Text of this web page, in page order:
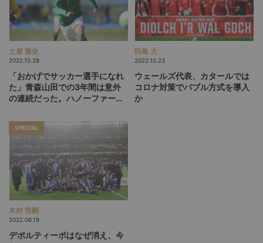
土屋 雅史
2022.10.28
「おかげでサッカー選手になれ
た」青森山田での3年間は意外
の連続だった。ハノーファー室
田島 大
2022.10.23
ウェールズ代表、カタールでは
コロナ対策でバブル方式を導入
か
SPECIAL
木村 浩嗣
2022.06.19
デポルティーボはなぜ消え、今